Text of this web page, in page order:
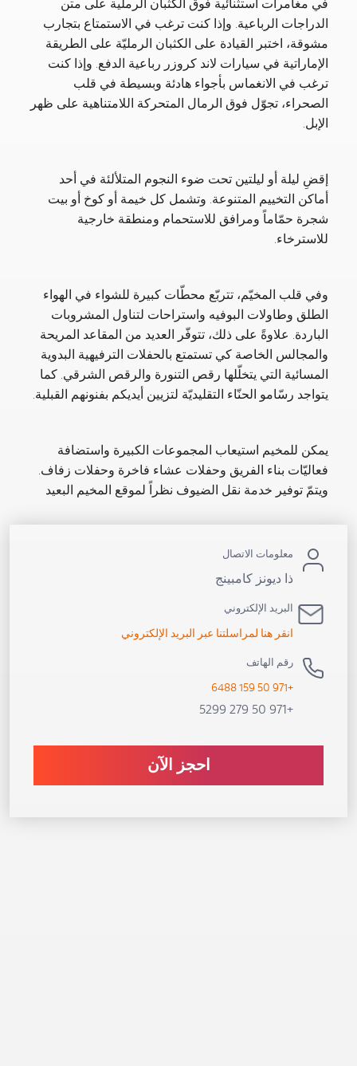
الدراجات الرباعية. وإذا كنت ترغب في الاستمتاع بتجارب
مشوقة، اختبر القيادة على الكثبان الرمليّة على الطريقة
الإماراتية في سيارات لاند كروزر رباعية الدفع. وإذا كنت
ترغب في الانغماس بأجواء هادئة وبسيطة في قلب
الصحراء، تجوّل فوق الرمال المتحركة اللامتناهية على ظهر
الإبل.
إقضِ ليلة أو ليلتين تحت ضوء النجوم المتلألئة في أحد
أماكن التخييم المتنوعة. وتشمل كل خيمة أو كوخ أو بيت
شجرة حمّاماً ومرافق للاستحمام ومنطقة خارجية
للاسترخاء.
وفي قلب المخيّم، تتربّع محطّات كبيرة للشواء في الهواء
الطلق وطاولات البوفيه واستراحات لتناول المشروبات
الباردة. علاوةً على ذلك، تتوفّر العديد من المقاعد المريحة
والمجالس الخاصة كي تستمتع بالحفلات الترفيهية البدوية
المسائية التي يتخلّلها رقص التنورة والرقص الشرقي. كما
يتواجد رسّامو الحنّاء التقليديّة لتزيين أيديكم بفنونهم القبلية.
يمكن للمخيم استيعاب المجموعات الكبيرة واستضافة
فعاليّات بناء الفريق وحفلات عشاء فاخرة وحفلات زفاف.
ويتمّ توفير خدمة نقل الضيوف نظراً لموقع المخيم البعيد
معلومات الاتصال
ذا ديونز كامبينج
البريد الإلكتروني
انقر هنا لمراسلتنا عبر البريد الإلكتروني
رقم الهاتف
+971 50 159 6488
+971 50 279 5299
احجز الآن